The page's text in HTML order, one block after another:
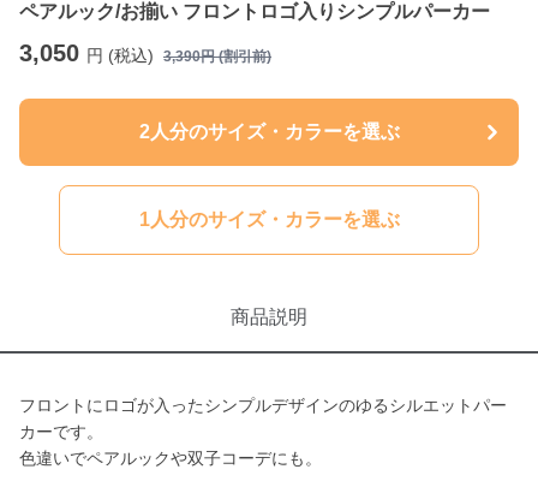
ペアルック/お揃い フロントロゴ入りシンプルパーカー
3,050 円 (税込) 3,390円 (割引前)
2人分のサイズ・カラーを選ぶ
1人分のサイズ・カラーを選ぶ
商品説明
フロントにロゴが入ったシンプルデザインのゆるシルエットパー
カーです。
色違いでペアルックや双子コーデにも。